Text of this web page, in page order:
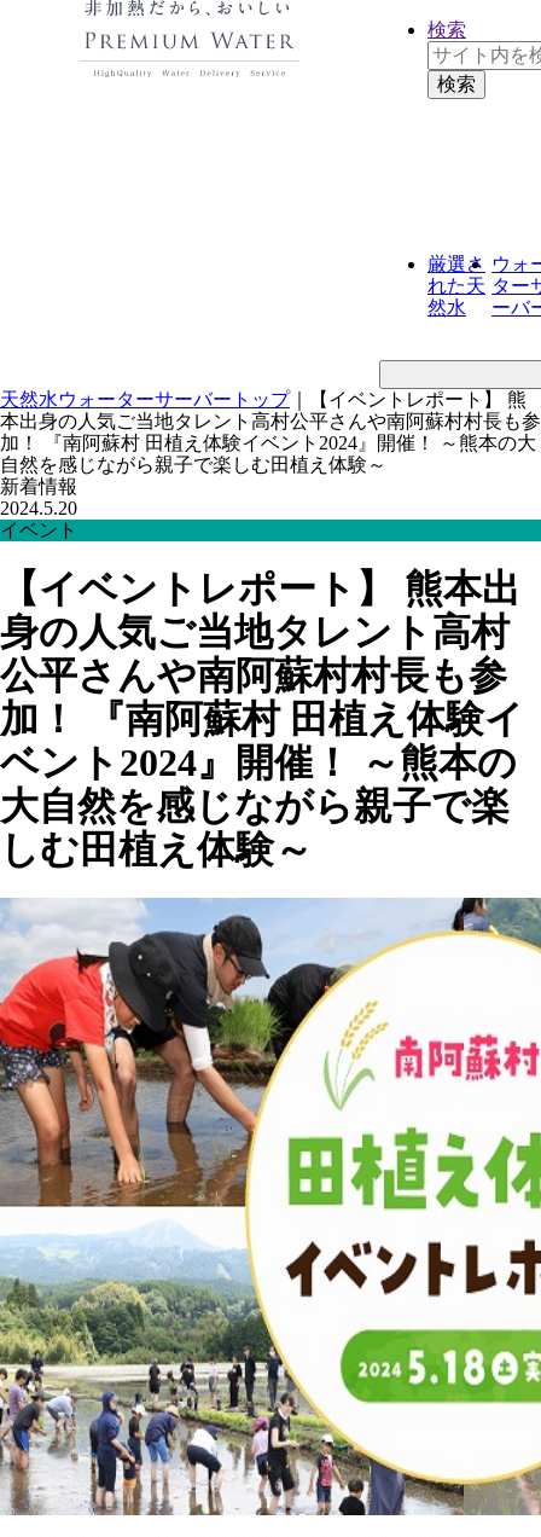
厳選さ
れた天
然水
ウォ
ター
ーバ
検索
天然水ウォーターサーバートップ｜
【イベントレポート】 熊
本出身の人気ご当地タレント高村公平さんや南阿蘇村村長も参
加！ 『南阿蘇村 田植え体験イベント2024』開催！ ～熊本の大
自然を感じながら親子で楽しむ田植え体験～
新着情報
2024.5.20
イベント
【イベントレポート】 熊本出
身の人気ご当地タレント高村
公平さんや南阿蘇村村長も参
加！ 『南阿蘇村 田植え体験イ
ベント2024』開催！ ～熊本の
大自然を感じながら親子で楽
しむ田植え体験～